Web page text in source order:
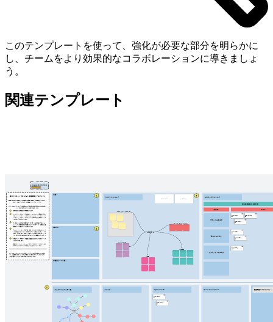
このテンプレートを使って、強化が必要な部分を明らかに
し、チームをより効果的なコラボレーションに導きましょ
う。
関連テンプレート